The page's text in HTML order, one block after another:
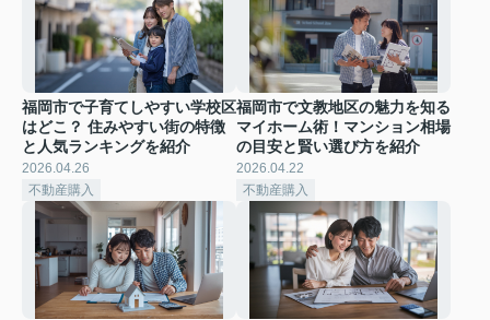
福岡市で子育てしやすい学校区
はどこ？ 住みやすい街の特徴
と人気ランキングを紹介
2026.04.26
不動産購入
福岡市で文教地区の魅力を知る
マイホーム術！マンション相場
の目安と賢い選び方を紹介
2026.04.22
不動産購入